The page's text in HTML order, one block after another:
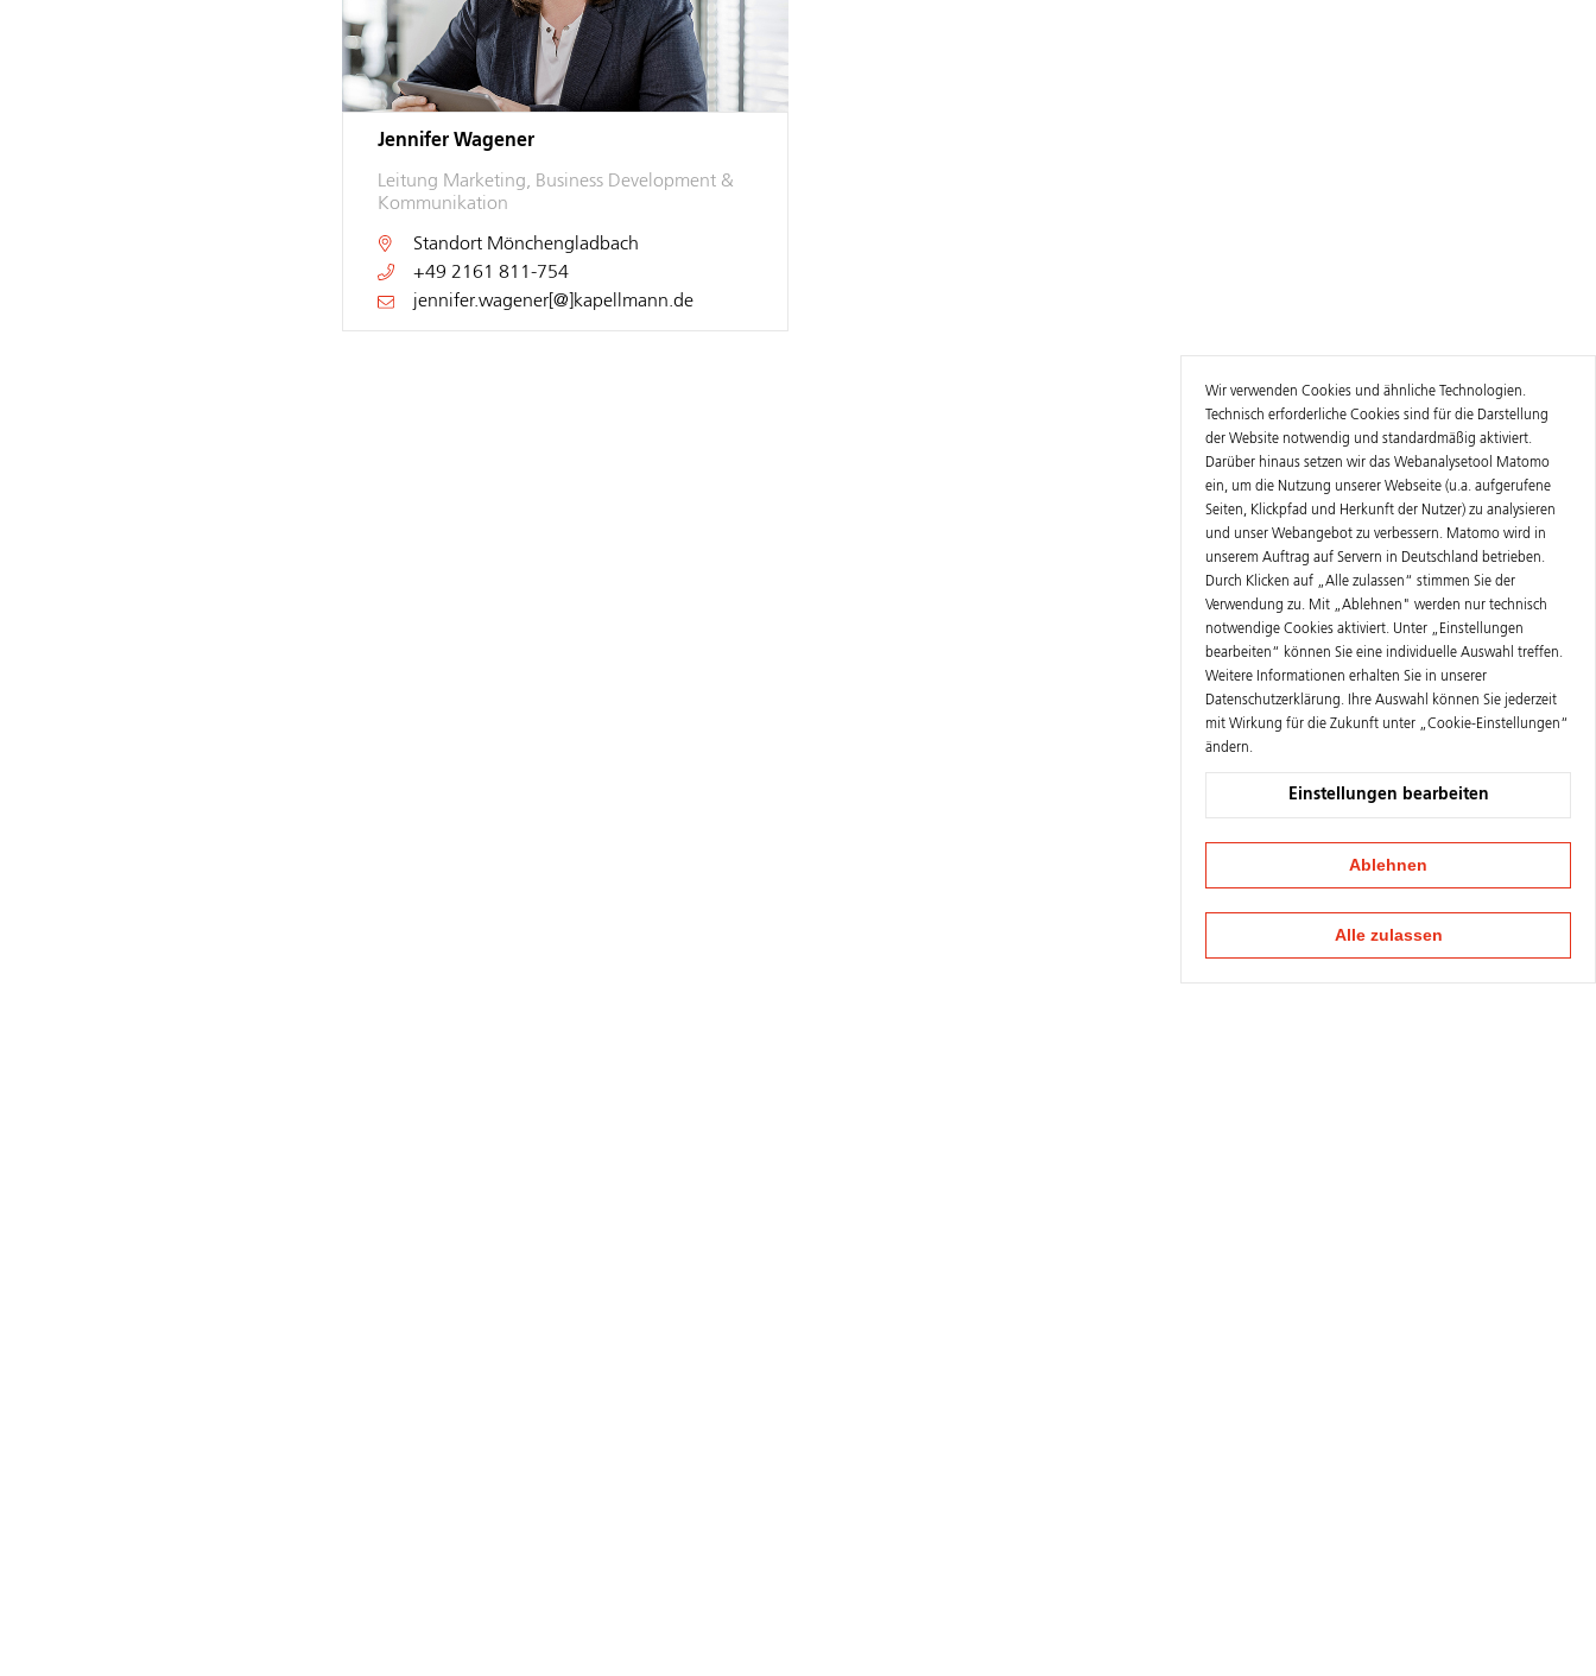
Jennifer Wagener
Leitung Marketing, Business Development &
Kommunikation
Standort Mönchengladbach
+49 2161 811-754
jennifer.wagener[@]kapellmann.de
Wir verwenden Cookies und ähnliche Technologien.
Technisch erforderliche Cookies sind für die Darstellung
der Website notwendig und standardmäßig aktiviert.
Darüber hinaus setzen wir das Webanalysetool Matomo
ein, um die Nutzung unserer Webseite (u.a. aufgerufene
Seiten, Klickpfad und Herkunft der Nutzer) zu analysieren
und unser Webangebot zu verbessern. Matomo wird in
unserem Auftrag auf Servern in Deutschland betrieben.
Durch Klicken auf „Alle zulassen“ stimmen Sie der
Verwendung zu. Mit „Ablehnen" werden nur technisch
notwendige Cookies aktiviert. Unter „Einstellungen
bearbeiten“ können Sie eine individuelle Auswahl treffen.
Weitere Informationen erhalten Sie in unserer
Datenschutzerklärung. Ihre Auswahl können Sie jederzeit
mit Wirkung für die Zukunft unter „Cookie-Einstellungen“
ändern.
Einstellungen bearbeiten
Ablehnen
Alle zulassen